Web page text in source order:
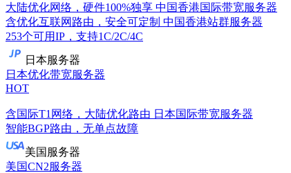
大陆优化网络，硬件100%独享 中国香港国际带宽服务器
含优化互联网路由，安全可定制 中国香港站群服务器
253个可用IP，支持1C/2C/4C
日本服务器
日本优化带宽服务器
HOT
含国际T1网络，大陆优化路由 日本国际带宽服务器
智能BGP路由，无单点故障
美国服务器
美国CN2服务器